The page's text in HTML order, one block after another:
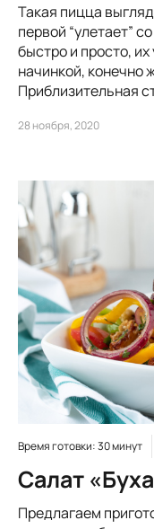
Такая пицца
первой “улетает”
быстро и просто,
начинкой, конечно
Приблизительная
28 ноября, 2020
Время готовки: 30 минут
Салат
Предлагаем